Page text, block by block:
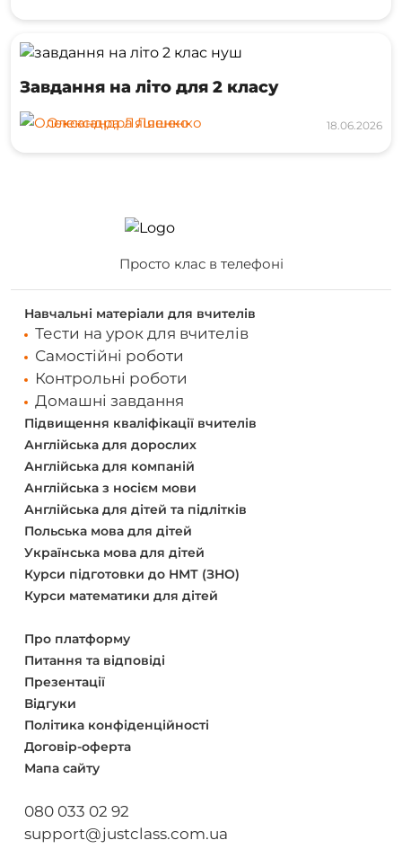
Завдання на літо для 2 класу
Олександра Ляшенко 18.06.2026
Просто клас в телефоні
Навчальні матеріали для вчителів
Тести на урок для вчителів
Самостійні роботи
Контрольні роботи
Домашні завдання
Підвищення кваліфікації вчителів
Англійська для дорослих
Англійська для компаній
Англійська з носієм мови
Англійська для дітей та підлітків
Польська мова для дітей
Українська мова для дітей
Курси підготовки до НМТ (ЗНО)
Курси математики для дітей
Про платформу
Питання та відповіді
Презентації
Відгуки
Політика конфіденційності
Договір-оферта
Мапа сайту
080 033 02 92
support@justclass.com.ua